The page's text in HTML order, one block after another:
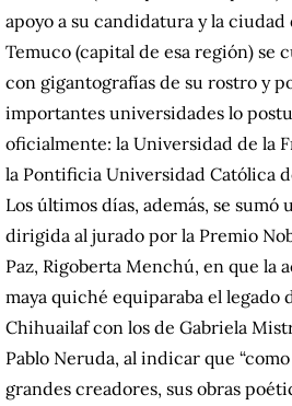
apoyo a su candidatura y la ciudad
Temuco (capital de esa región) se
con gigantografías de su rostro y
importantes universidades lo
oficialmente: la Universidad de la
la Pontificia Universidad Católica
Los últimos días, además, se sumó
dirigida al jurado por la Premio
Paz, Rigoberta Menchú, en que la
maya quiché equiparaba el legado
Chihuailaf con los de Gabriela
Pablo Neruda, al indicar que
grandes creadores, sus obras